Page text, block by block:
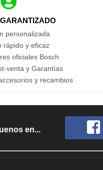
personalizada
rápido y eficaz
oficiales Bosch
venta y Garantías
y recambios
en...